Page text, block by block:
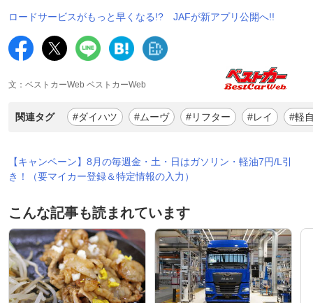
ロードサービスがもっと早くなる!? JAFが新アプリ公開へ!!
文：ベストカーWeb ベストカーWeb
関連タグ #ダイハツ #ムーヴ #リフター #レイ #軽
【キャンペーン】8月の毎週金・土・日はガソリン・軽油7円/L引
き！（要マイカー登録＆特定情報の入力）
こんな記事も読まれています